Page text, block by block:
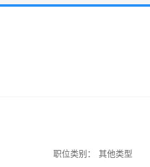
职位类别：
其他类型